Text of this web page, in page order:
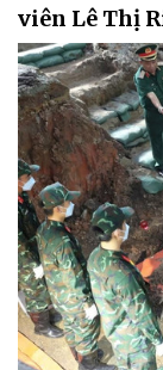
viên Lê Thị